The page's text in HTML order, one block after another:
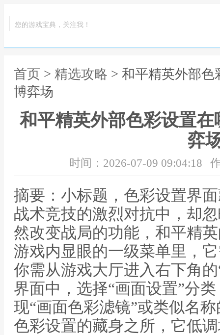
您的游戏宝典，关注我！
首页 > 精选攻略 > 和平精英外部
博弈场
和平精英外部色彩设置
弈
时间：2026-07-09 09:04:18
摘要：小标题，色彩设置界
战术竞技的激烈对抗中，却
然改变战局的功能，和平精
游戏内显眼的一级菜单里，
你需从游戏大厅进入右下角
界面中，选择“画面设置”分
现“画面色彩滤镜”或类似名
色彩设置的藏身之所，它低